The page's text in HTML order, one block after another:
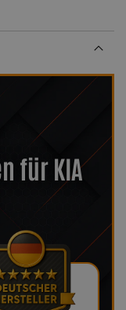
für KIA